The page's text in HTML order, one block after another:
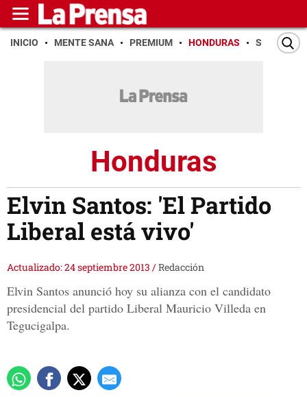
INICIO MENTE SANA PREMIUM HONDURAS SAN PEDRO
Honduras
Elvin Santos: 'El Partido
Liberal está vivo'
Actualizado: 24 septiembre 2013 /Redacción
Elvin Santos anunció hoy su alianza con el candidato
presidencial del partido Liberal Mauricio Villeda en
Tegucigalpa.